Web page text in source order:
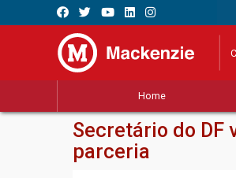
Home
Secretário do DF
parceria